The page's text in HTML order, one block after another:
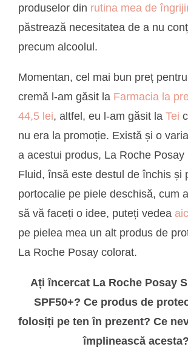
produselor din rutina mea de
păstrează necesitatea de a nu
precum alcoolul.
Momentan, cel mai bun preț
cremă l-am găsit la Farmacia la
44,5 lei, altfel, eu l-am găsit la Tei
nu era la promoție. Există și o
a acestui produs, La Roche Posay
Fluid, însă este destul de închis și
portocalie pe piele deschisă, cum
să vă faceți o idee, puteți vedea
pe pielea mea un alt produs de
La Roche Posay colorat.
Ați încercat La Roche Posay
SPF50+? Ce produs de
folosiți pe ten în prezent? Ce
împlinească acesta?